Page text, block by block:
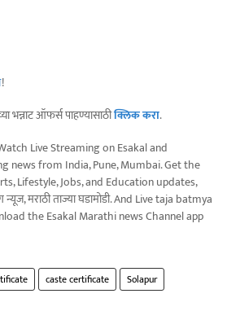
!
भन्नाट ऑफर्स पाहण्यासाठीक्लिक करा.
Live Streaming on Esakal and
news from India, Pune, Mumbai. Get the
Lifestyle, Jobs, and Education updates,
न्यूज, मराठी ताज्या घडामोडी. And Live taja batmya
the Esakal Marathi news Channel app
caste certificate Solapur